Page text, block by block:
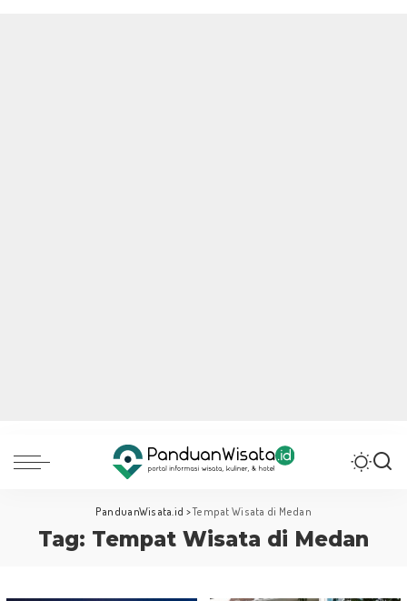
PanduanWisata.id >Tempat Wisata di Medan
Tag: Tempat Wisata di Medan